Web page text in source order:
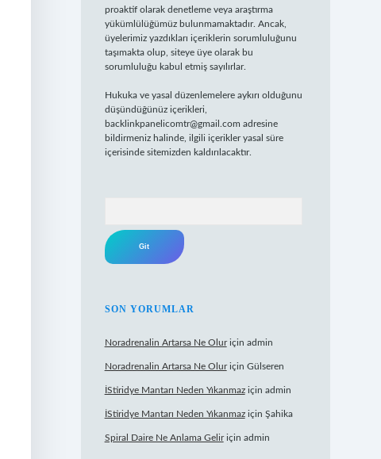
proaktif olarak denetleme veya araştırma
yükümlülüğümüz bulunmamaktadır. Ancak,
üyelerimiz yazdıkları içeriklerin sorumluluğunu
taşımakta olup, siteye üye olarak bu
sorumluluğu kabul etmiş sayılırlar.
Hukuka ve yasal düzenlemelere aykırı olduğunu
düşündüğünüz içerikleri,
backlinkpanelicomtr@gmail.com adresine
bildirmeniz halinde, ilgili içerikler yasal süre
içerisinde sitemizden kaldırılacaktır.
SON YORUMLAR
Noradrenalin Artarsa Ne Oluriçin admin
Noradrenalin Artarsa Ne Oluriçin Gülseren
İStiridye Mantarı Neden Yıkanmaziçin admin
İStiridye Mantarı Neden Yıkanmaziçin Şahika
Spiral Daire Ne Anlama Geliriçin admin